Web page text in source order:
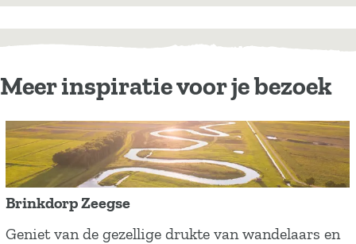
Meer inspiratie voor je bezoek
Brinkdorp Zeegse
B
Geniet van de gezellige drukte van wandelaars en